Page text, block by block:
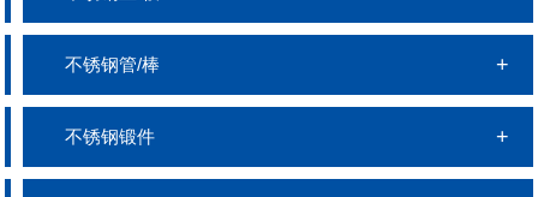
不锈钢管/棒
不锈钢锻件